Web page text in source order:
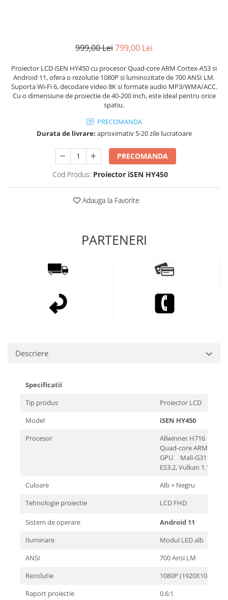
999,00 Lei799,00 Lei
Proiector LCD iSEN HY450 cu procesor Quad-core ARM Cortex-A53 si
Android 11, ofera o rezolutie 1080P si luminozitate de 700 ANSI LM.
Suporta Wi-Fi 6, decodare video 8K si formate audio MP3/WMA/ACC.
Cu o dimensiune de proiectie de 40-200 inch, este ideal pentru orice
spatiu.
PRECOMANDA
Durata de livrare: aproximativ 5-20 zile lucratoare
PRECOMANDA
Cod Produs: Proiector iSEN HY450
Adauga la Favorite
Descriere
Specificatii
Tip produs
Proiector LCD
Model
iSEN HY450
Procesor
Allwinner H716
Quad-core ARM
GPU Mali-G31
ES3.2, Vulkan 1.1, si
Culoare
Alb + Negru
Tehnologie proiectie
LCD FHD
Sistem de operare
Android 11
Iluminare
Modul LED alb
ANSI
700 Ansi LM
Rezolutie
1080P (1920X1080)
Raport proiectie
0.6:1